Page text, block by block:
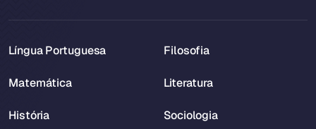
Língua Portuguesa
Matemática
História
Filosofia
Literatura
Sociologia